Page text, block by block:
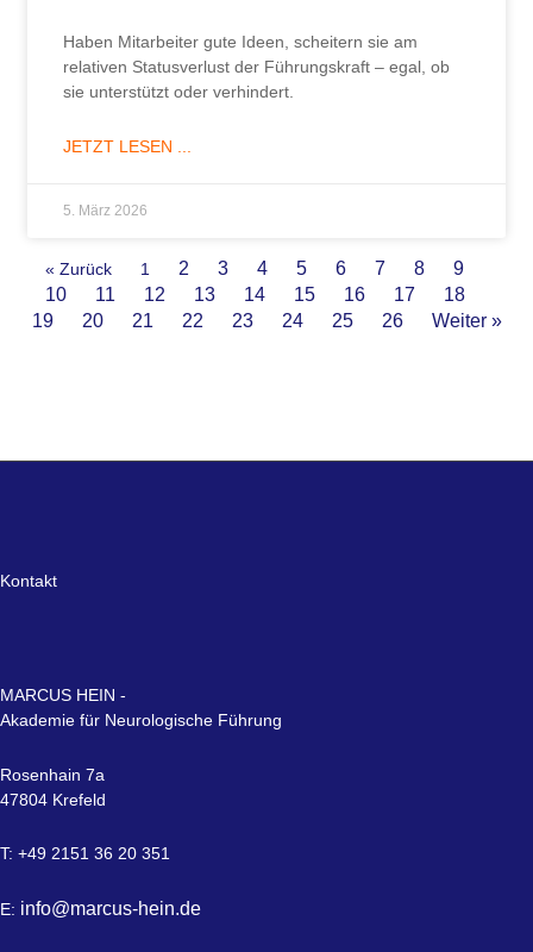
Haben Mitarbeiter gute Ideen, scheitern sie am
relativen Statusverlust der Führungskraft – egal, ob
sie unterstützt oder verhindert.
JETZT LESEN ...
5. März 2026
« Zurück 1 2 3 4 5 6 7 8
9
10
11 12 13 14 15 16 17
18
19
20 21 22 23 24 25 26 Weiter »
Kontakt
MARCUS HEIN -
Akademie für Neurologische Führung
Rosenhain 7a
47804 Krefeld
T: +49 2151 36 20 351
E: info@marcus-hein.de